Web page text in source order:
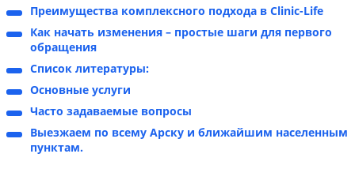
Преимущества комплексного подхода в Clinic-Life
Как начать изменения – простые шаги для первого
обращения
Список литературы:
Основные услуги
Часто задаваемые вопросы
Выезжаем по всему Арску и ближайшим населенным
пунктам.